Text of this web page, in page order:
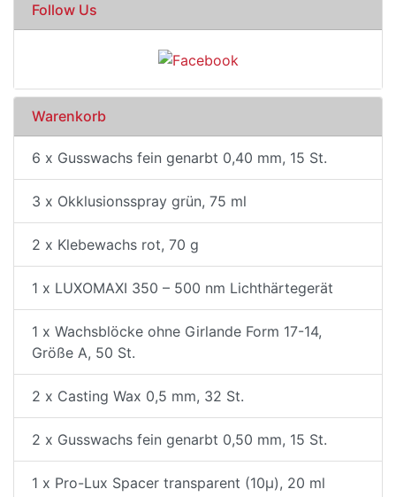
Follow Us
Warenkorb
6 x Gusswachs fein genarbt 0,40 mm, 15 St.
3 x Okklusionsspray grün, 75 ml
2 x Klebewachs rot, 70 g
1 x LUXOMAXI 350 – 500 nm Lichthärtegerät
1 x Wachsblöcke ohne Girlande Form 17-14,
Größe A, 50 St.
2 x Casting Wax 0,5 mm, 32 St.
2 x Gusswachs fein genarbt 0,50 mm, 15 St.
1 x Pro-Lux Spacer transparent (10µ), 20 ml